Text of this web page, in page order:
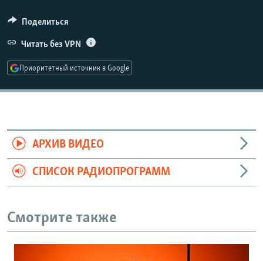
720p
Поделиться
Читать без VPN
Приоритетный источник в Google
АРХИВ ВИДЕО
СПИСОК РАДИОПРОГРАММ
Смотрите также